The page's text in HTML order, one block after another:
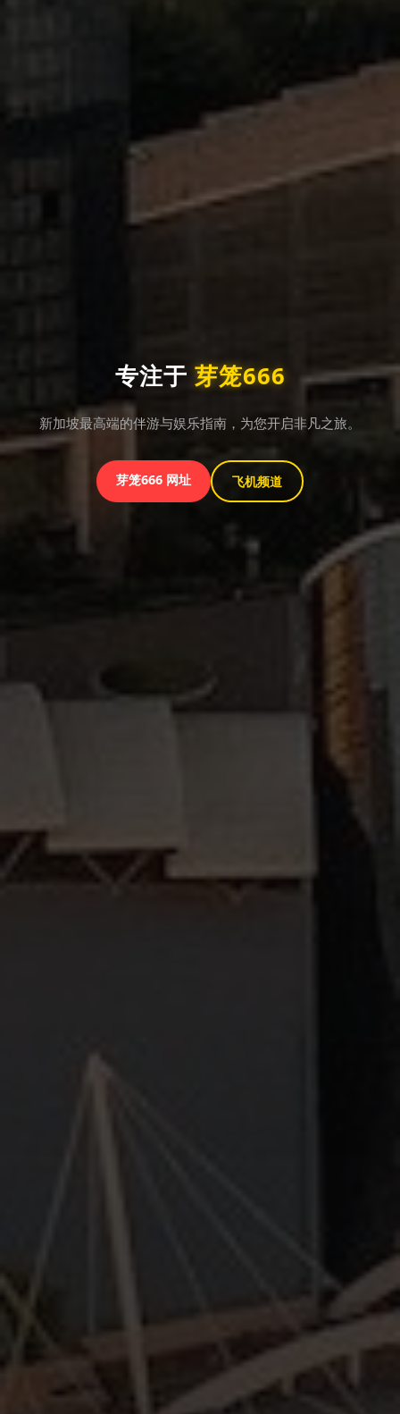
专注于 芽笼666
新加坡最高端的伴游与娱乐指南，为您开启非凡之旅。
芽笼666 网址 飞机频道